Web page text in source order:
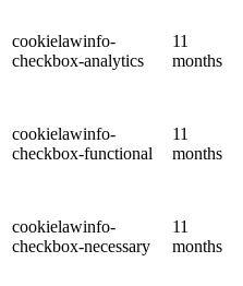
cookielawinfo-
checkbox-analytics
11
months
cookielawinfo-
checkbox-functional
11
months
cookielawinfo-
checkbox-necessary
11
months